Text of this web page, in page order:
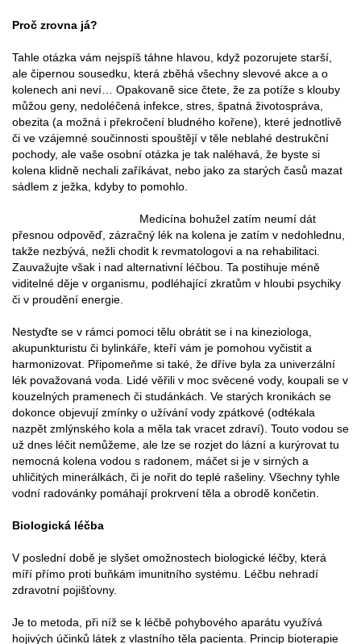
Proč zrovna já?
Tahle otázka vám nejspíš táhne hlavou, když pozorujete starší,
ale čipernou sousedku, která zběhá všechny slevové akce a o
kolenech ani neví… Opakovaně sice čtete, že za potíže s klouby
můžou geny, nedoléčená infekce, stres, špatná životospráva,
obezita (a možná i překročení bludného kořene), které jednotlivě
či ve vzájemné součinnosti spouštějí v těle neblahé destrukční
pochody, ale vaše osobní otázka je tak naléhavá, že byste si
kolena klidně nechali zaříkávat, nebo jako za starých časů mazat
sádlem z ježka, kdyby to pomohlo.
Medicína bohužel zatím neumí dát
přesnou odpověď, zázračný lék na kolena je zatím v nedohlednu,
takže nezbývá, nežli chodit k revmatologovi a na rehabilitaci.
Zauvažujte však i nad alternativní léčbou. Ta postihuje méně
viditelné děje v organismu, podléhající zkratům v hloubi psychiky
či v proudění energie.
Nestyďte se v rámci pomoci tělu obrátit se i na kineziologa,
akupunkturistu či bylinkáře, kteří vám je pomohou vyčistit a
harmonizovat. Připomeňme si také, že dříve byla za univerzální
lék považovaná voda. Lidé věřili v moc svěcené vody, koupali se v
kouzelných pramenech či studánkách. Ve starých kronikách se
dokonce objevují zmínky o užívání vody zpátkové (odtékala
nazpět zmlýnského kola a měla tak vracet zdraví). Touto vodou se
už dnes léčit nemůžeme, ale lze se rozjet do lázní a kurýrovat tu
nemocná kolena vodou s radonem, máčet si je v sirných a
uhličitých minerálkách, či je nořit do teplé rašeliny. Všechny tyhle
vodní radovánky pomáhají prokrvení těla a obrodě končetin.
Biologická léčba
V poslední době je slyšet omožnostech biologické léčby, která
míří přímo proti buňkám imunitního systému. Léčbu nehradí
zdravotní pojišťovny.
Je to metoda, při níž se k léčbě pohybového aparátu využívá
hojivých účinků látek z vlastního těla pacienta. Princip bioterapie